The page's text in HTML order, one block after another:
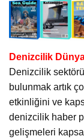
Denizcilik
Denizcilik
bulunmak artık
etkinliğini ve
denizcilik haber
gelişmeleri